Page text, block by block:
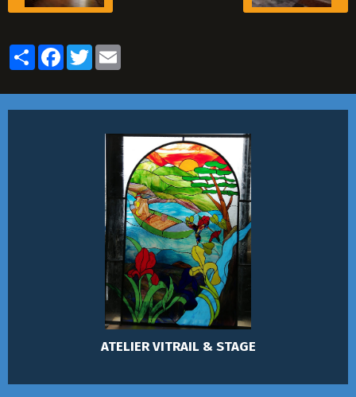
PartagerFacebook
Twitter
ATELIER VITRAIL & STAGE